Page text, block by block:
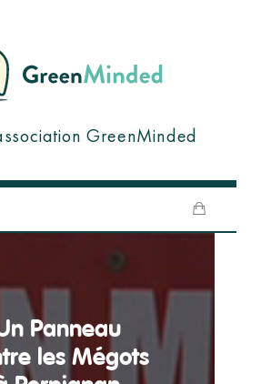
GreenMinded
Panneau
les Mégots